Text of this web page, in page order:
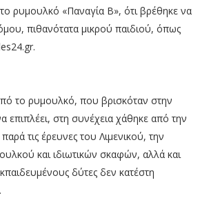
ρυμουλκό «Παναγία Β», ότι βρέθηκε να
πιθανότατα μικρού παιδιού, όπως
το ρυμουλκό, που βρισκόταν στην
επιπλέει, στη συνέχεια χάθηκε από την
τις έρευνες του Λιμενικού, την
και ιδιωτικών σκαφών, αλλά και
δύτες δεν κατέστη